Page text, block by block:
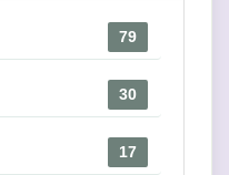
79
30
17